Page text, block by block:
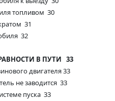
топливом 30
31
32
В ПУТИ 33
двигателя 33
не заводится 33
пуска 33